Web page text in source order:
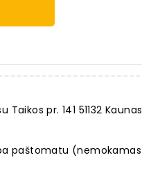
pr. 141 51132 Kaunas
paštomatu (nemokamas